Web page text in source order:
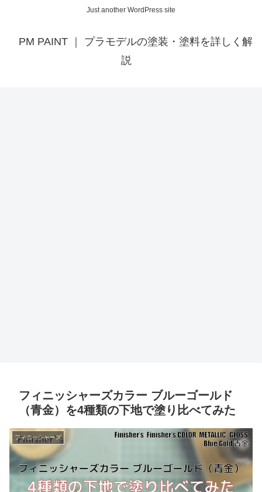
Just another WordPress site
PM PAINT ｜ プラモデルの塗装・塗料を詳しく解
説
フィニッシャーズカラー ブルーゴールド
（青金）を4種類の下地で塗り比べてみた
フィニッシャーズ